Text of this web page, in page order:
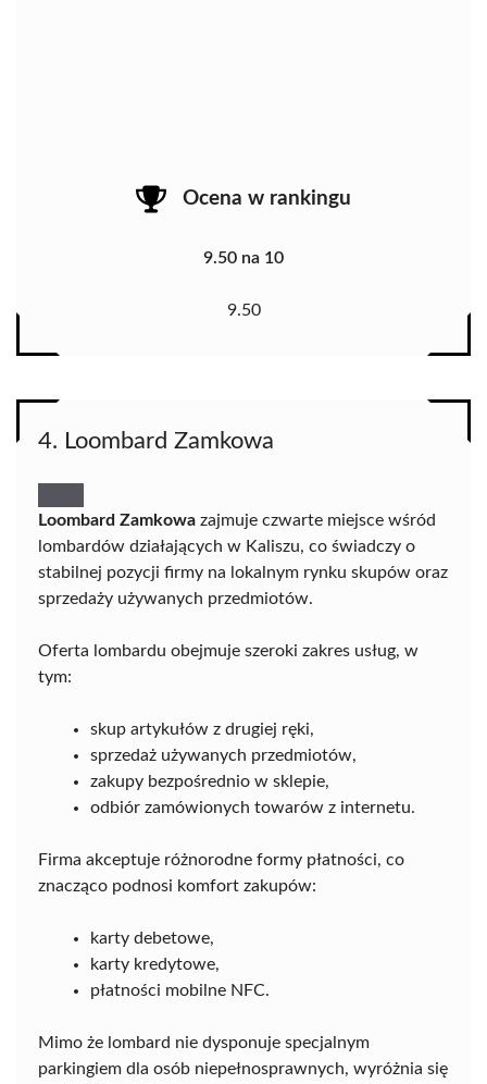
Ocena w rankingu
9.50 na 10
9.50
4. Loombard Zamkowa
Loombard Zamkowa zajmuje czwarte miejsce wśród
lombardów działających w Kaliszu, co świadczy o
stabilnej pozycji firmy na lokalnym rynku skupów oraz
sprzedaży używanych przedmiotów.
Oferta lombardu obejmuje szeroki zakres usług, w
tym:
skup artykułów z drugiej ręki,
sprzedaż używanych przedmiotów,
zakupy bezpośrednio w sklepie,
odbiór zamówionych towarów z internetu.
Firma akceptuje różnorodne formy płatności, co
znacząco podnosi komfort zakupów:
karty debetowe,
karty kredytowe,
płatności mobilne NFC.
Mimo że lombard nie dysponuje specjalnym
parkingiem dla osób niepełnosprawnych, wyróżnia się